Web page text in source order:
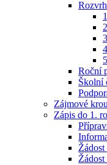
Roční
Školní
Zájmové
Zápis do 1.